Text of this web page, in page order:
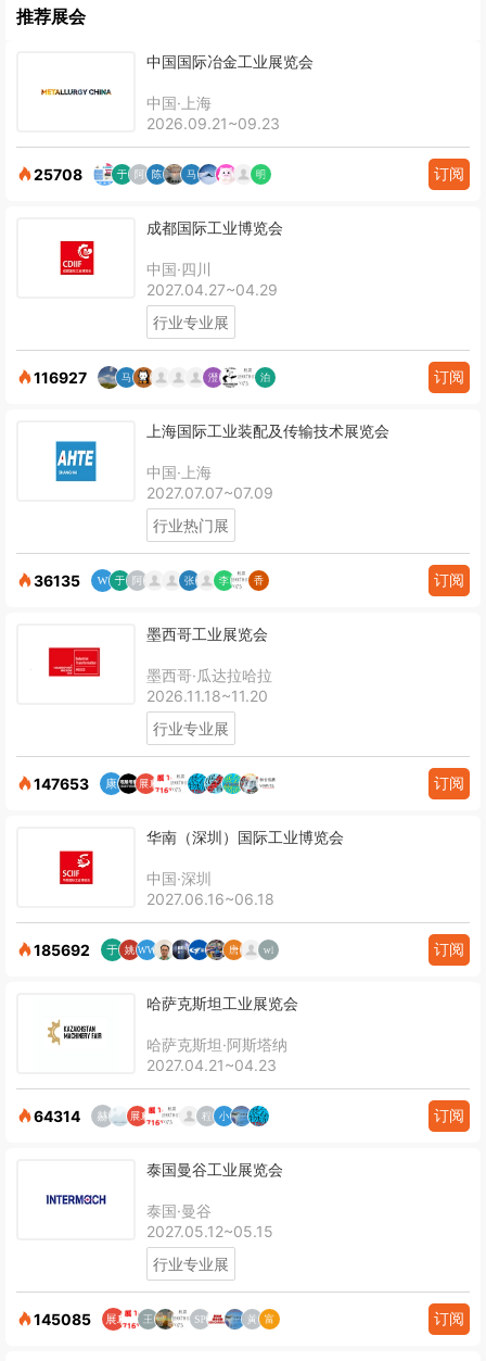
推荐展会
中国国际冶金工业展览会
中国·上海
2026.09.21~09.23
25708 订阅
成都国际工业博览会
中国·四川
2027.04.27~04.29
行业专业展
116927 订阅
上海国际工业装配及传输技术展览会
中国·上海
2027.07.07~07.09
行业热门展
36135 订阅
墨西哥工业展览会
墨西哥·瓜达拉哈拉
2026.11.18~11.20
行业专业展
147653 订阅
华南（深圳）国际工业博览会
中国·深圳
2027.06.16~06.18
185692 订阅
哈萨克斯坦工业展览会
哈萨克斯坦·阿斯塔纳
2027.04.21~04.23
64314 订阅
泰国曼谷工业展览会
泰国·曼谷
2027.05.12~05.15
行业专业展
145085 订阅